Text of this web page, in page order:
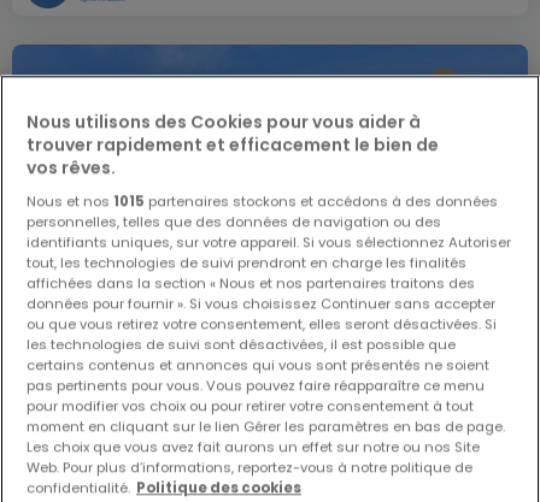
1 100 000 €
Nous utilisons des Cookies pour vous aider à
trouver rapidement et efficacement le bien de
vos rêves.
Nous et nos 1015 partenaires stockons et accédons à des données
personnelles, telles que des données de navigation ou des
identifiants uniques, sur votre appareil. Si vous sélectionnez Autoriser
tout, les technologies de suivi prendront en charge les finalités
affichées dans la section « Nous et nos partenaires traitons des
données pour fournir ». Si vous choisissez Continuer sans accepter
ou que vous retirez votre consentement, elles seront désactivées. Si
les technologies de suivi sont désactivées, il est possible que
certains contenus et annonces qui vous sont présentés ne soient
pas pertinents pour vous. Vous pouvez faire réapparaître ce menu
pour modifier vos choix ou pour retirer votre consentement à tout
moment en cliquant sur le lien Gérer les paramètres en bas de page.
Les choix que vous avez fait aurons un effet sur notre ou nos Site
Web. Pour plus d’informations, reportez-vous à notre politique de
confidentialité. Politique des cookies